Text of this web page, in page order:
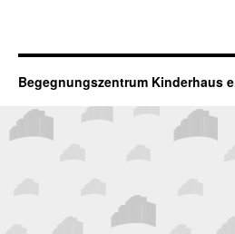
Begegnungszentrum Kinderhaus